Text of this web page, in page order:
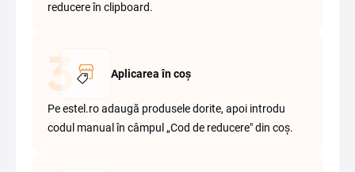
reducere în clipboard.
Aplicarea în coș
Pe estel.ro adaugă produsele dorite, apoi introdu
codul manual în câmpul „Cod de reducere" din coș.